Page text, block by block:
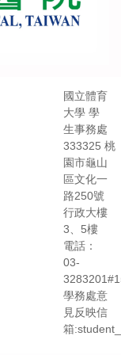
國立體育
大學 學
生事務處
333325 桃
園市龜山
區文化一
路250號
行政大樓
3、5樓
電話：
03-
學務處意
見反映信
箱